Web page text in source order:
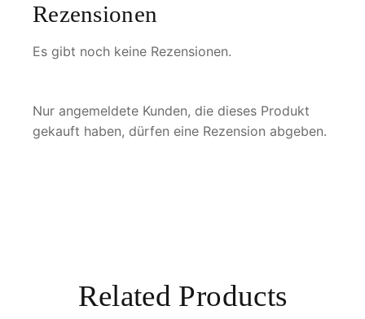
Rezensionen
Es gibt noch keine Rezensionen.
Nur angemeldete Kunden, die dieses Produkt
gekauft haben, dürfen eine Rezension abgeben.
Related Products